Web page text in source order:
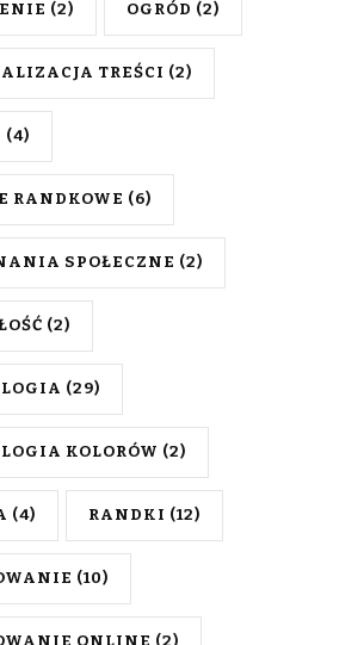
(2) OGRÓD (2)
TREŚCI (2)
(4)
RANDKOWE (6)
SPOŁECZNE (2)
(2)
(29)
KOLORÓW (2)
(4) RANDKI (12)
(10)